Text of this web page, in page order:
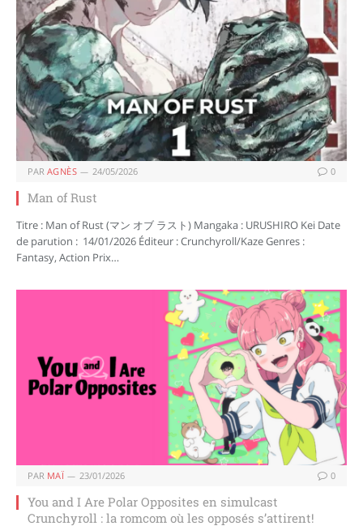
PAR AGNÈS 24/05/2026 0
Man of Rust
Titre : Man of Rust (マン オブ ラスト) Mangaka : URUSHIRO Kei Date
de parution : 14/01/2026 Éditeur : Crunchyroll/Kaze Genres :
Fantasy, Action Prix…
PAR MAÏ 23/01/2026 0
You and I Are Polar Opposites en simulcast
Crunchyroll : la romcom où les opposés s’attirent!